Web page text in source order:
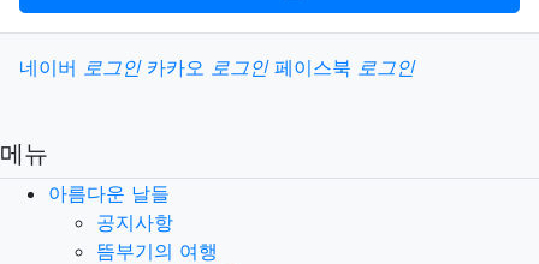
소셜계정으로 로그인
네이버 로그인 카카오 로그인 페이스북 로그인
메뉴
아름다운 날들
공지사항
뜸부기의 여행